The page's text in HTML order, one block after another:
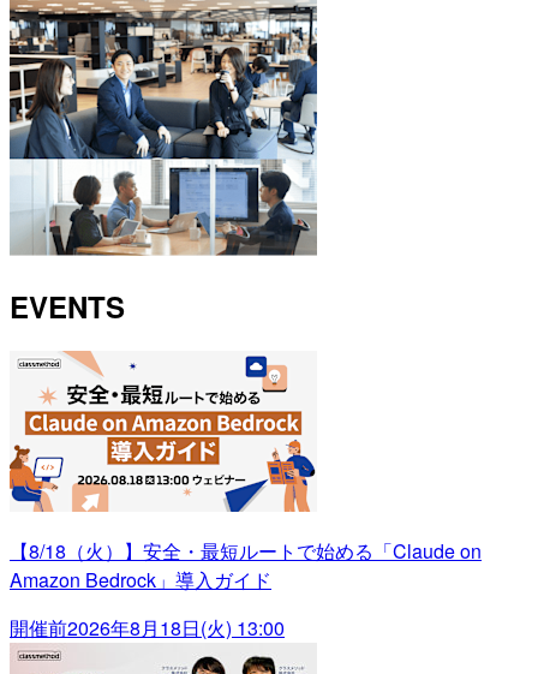
EVENTS
【8/18（火）】安全・最短ルートで始める「Claude on
Amazon Bedrock」導入ガイド
開催前2026年8月18日(火) 13:00